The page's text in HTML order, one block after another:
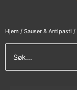
Hjem / Sauser & Antipasti /